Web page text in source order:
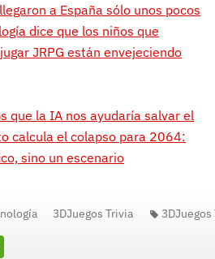
a España sólo unos pocos
dice que los niños que
JRPG están envejeciendo
que la IA nos ayudaría salvar el
calcula el colapso para 2064:
sino un escenario
3DJuegos Trivia 3DJuegos